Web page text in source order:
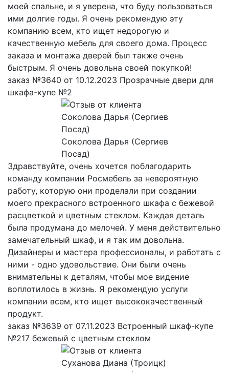
моей спальне, и я уверена, что буду пользоваться
ими долгие годы. Я очень рекомендую эту
компанию всем, кто ищет недорогую и
качественную мебель для своего дома. Процесс
заказа и монтажа дверей был также очень
быстрым. Я очень довольна своей покупкой!
заказ №3640 от 10.12.2023 Прозрачные двери для
шкафа-купе №2
Соколова Дарья (Сергиев
Посад)
Здравствуйте, очень хочется поблагодарить
команду компании Росмебель за невероятную
работу, которую они проделали при создании
моего прекрасного встроенного шкафа с бежевой
расцветкой и цветным стеклом. Каждая деталь
была продумана до мелочей. У меня действительно
замечательный шкаф, и я так им довольна.
Дизайнеры и мастера профессионалы, и работать с
ними - одно удовольствие. Они были очень
внимательны к деталям, чтобы мое видение
воплотилось в жизнь. Я рекомендую услуги
компании всем, кто ищет высококачественный
продукт.
заказ №3639 от 07.11.2023 Встроенный шкаф-купе
№217 бежевый с цветным стеклом